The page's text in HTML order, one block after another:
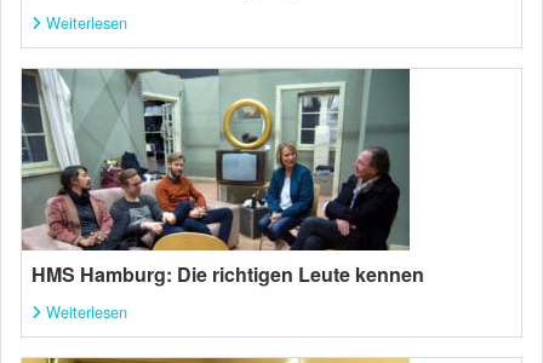
Weiterlesen
HMS Hamburg: Die richtigen Leute kennen
Weiterlesen